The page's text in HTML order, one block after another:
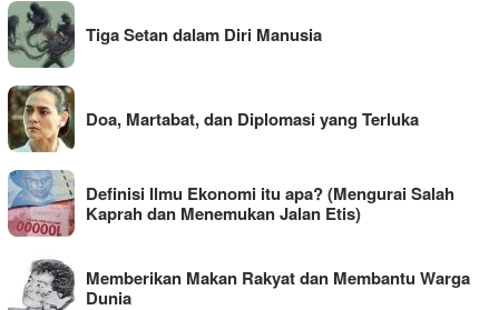
Tiga Setan dalam Diri Manusia
Doa, Martabat, dan Diplomasi yang Terluka
Definisi Ilmu Ekonomi itu apa? (Mengurai Salah
Kaprah dan Menemukan Jalan Etis)
Memberikan Makan Rakyat dan Membantu Warga
Dunia